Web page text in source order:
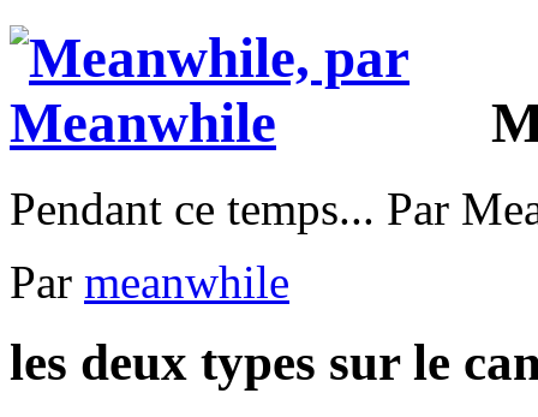
Pendant ce temps... Par
Par meanwhile
les deux types sur le